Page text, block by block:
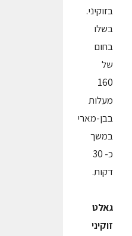
בזוקיני.
בשלו
בחום
של
160
מעלות
בבן-מארי
במשך
כ- 30
דקות.
גאלט
זוקיני